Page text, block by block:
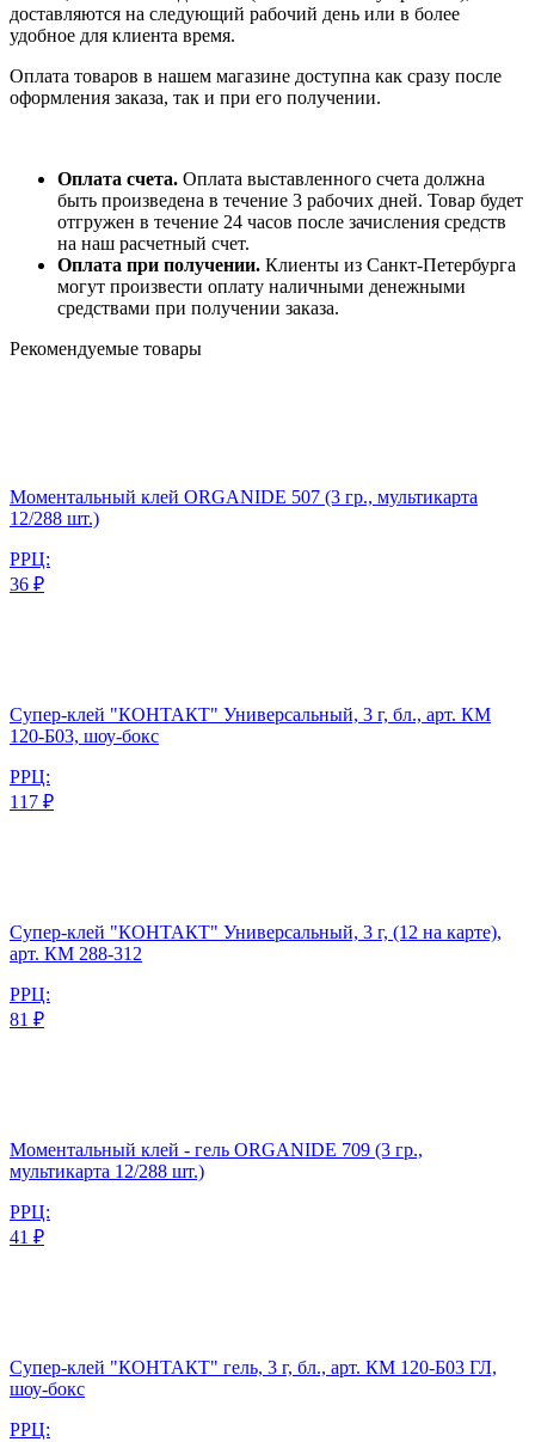
доставляются на следующий рабочий день или в более
удобное для клиента время.
Оплата товаров в нашем магазине доступна как сразу после
оформления заказа, так и при его получении.
Оплата счета. Оплата выставленного счета должна
быть произведена в течение 3 рабочих дней. Товар будет
отгружен в течение 24 часов после зачисления средств
на наш расчетный счет.
Оплата при получении. Клиенты из Санкт-Петербурга
могут произвести оплату наличными денежными
средствами при получении заказа.
Рекомендуемые товары
Моментальный клей ORGANIDE 507 (3 гр., мультикарта
12/288 шт.)
РРЦ:
36 ₽
Супер-клей "КОНТАКТ" Универсальный, 3 г, бл., арт. КМ
120-Б03, шоу-бокс
РРЦ:
117 ₽
Супер-клей "КОНТАКТ" Универсальный, 3 г, (12 на карте),
арт. КМ 288-312
РРЦ:
81 ₽
Моментальный клей - гель ORGANIDE 709 (3 гр.,
мультикарта 12/288 шт.)
РРЦ:
41 ₽
Супер-клей "КОНТАКТ" гель, 3 г, бл., арт. КМ 120-Б03 ГЛ,
шоу-бокс
РРЦ: